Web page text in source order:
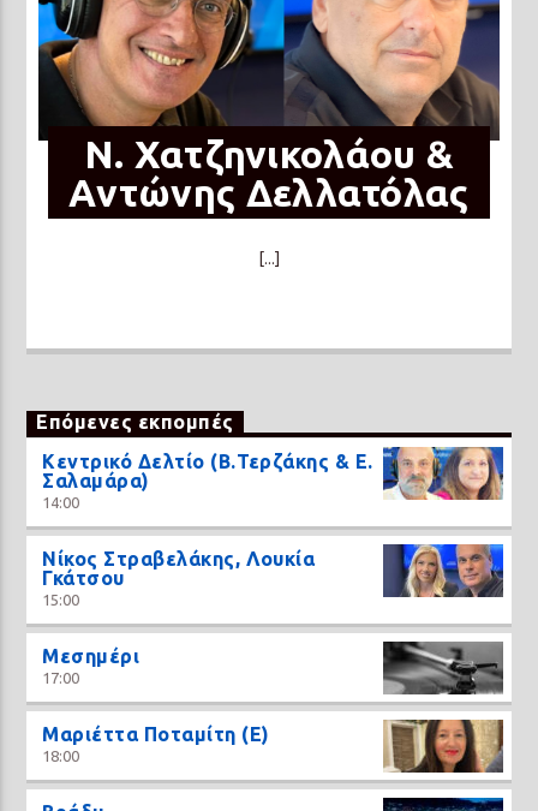
N. Χατζηνικολάου &
Αντώνης Δελλατόλας
[...]
Επόμενες εκπομπές
Κεντρικό Δελτίο (Β.Τερζάκης & Ε.
Σαλαμάρα)
14:00
Νίκος Στραβελάκης, Λουκία
Γκάτσου
15:00
Μεσημέρι
17:00
Μαριέττα Ποταμίτη (Ε)
18:00